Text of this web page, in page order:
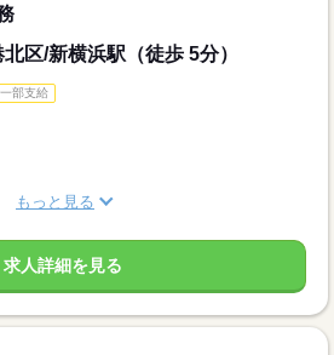
区/新横浜駅（徒歩 5分）
部支給
もっと見る
求人詳細を見る